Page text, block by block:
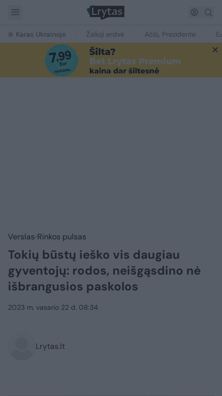
Karas Ukrainoje Žalioji erdvė Ačiū, Prezidente
Verslas Rinkos pulsas
Tokių būstų ieško vis daugiau
gyventojų: rodos, neišgąsdino nė
išbrangusios paskolos
2023 m. vasario 22 d. 08:34
Lrytas.lt